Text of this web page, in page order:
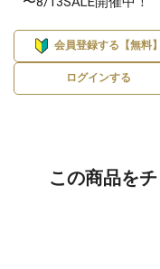
会員登録する【無料】
ログインする
この商品を